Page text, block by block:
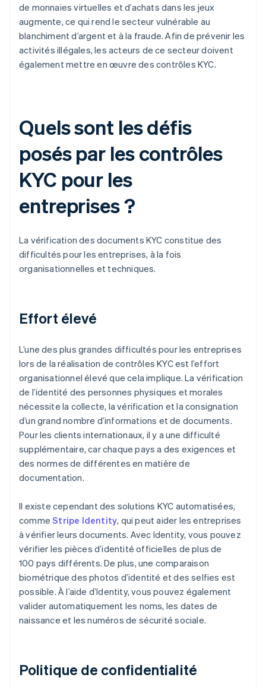
de monnaies virtuelles et d’achats dans les jeux
augmente, ce qui rend le secteur vulnérable au
blanchiment d’argent et à la fraude. Afin de prévenir les
activités illégales, les acteurs de ce secteur doivent
également mettre en œuvre des contrôles KYC.
Quels sont les défis
posés par les contrôles
KYC pour les
entreprises ?
La vérification des documents KYC constitue des
difficultés pour les entreprises, à la fois
organisationnelles et techniques.
Effort élevé
L’une des plus grandes difficultés pour les entreprises
lors de la réalisation de contrôles KYC est l’effort
organisationnel élevé que cela implique. La vérification
de l’identité des personnes physiques et morales
nécessite la collecte, la vérification et la consignation
d’un grand nombre d’informations et de documents.
Pour les clients internationaux, il y a une difficulté
supplémentaire, car chaque pays a des exigences et
des normes de différentes en matière de
documentation.
Il existe cependant des solutions KYC automatisées,
commeStripe Identity, qui peut aider les entreprises
à vérifier leurs documents. Avec Identity, vous pouvez
vérifier les pièces d’identité officielles de plus de
100 pays différents. De plus, une comparaison
biométrique des photos d’identité et des selfies est
possible. À l’aide d’Identity, vous pouvez également
valider automatiquement les noms, les dates de
naissance et les numéros de sécurité sociale.
Politique de confidentialité